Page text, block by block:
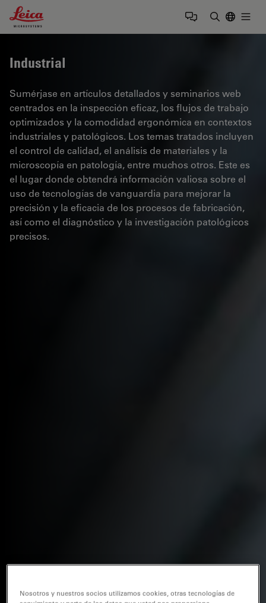
Leica Microsystems Logo
Industrial
Sumérjase en artículos detallados y seminarios web
centrados en la inspección eficaz, los flujos de trabajo
optimizados y la comodidad ergonómica en contextos
industriales y patológicos. Los temas tratados incluyen
el control de calidad, el análisis de materiales y la
microscopía en patología, entre muchos otros. Este es
el lugar donde obtendrá información valiosa sobre el
uso de tecnologías de vanguardia para mejorar la
precisión y la eficacia de los procesos de fabricación,
así como el diagnóstico y la investigación patológicos
precisos.
Nosotros y nuestros socios utilizamos cookies, otras tecnologías de